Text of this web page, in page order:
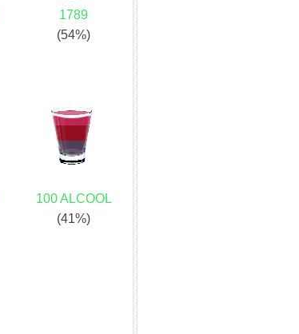
1789
(54%)
100 ALCOOL
(41%)